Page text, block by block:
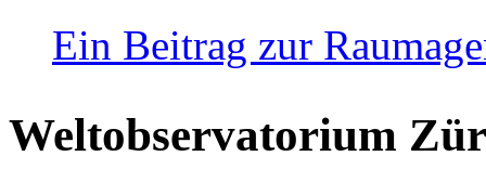
Ein Beitrag zur
Weltobservatorium